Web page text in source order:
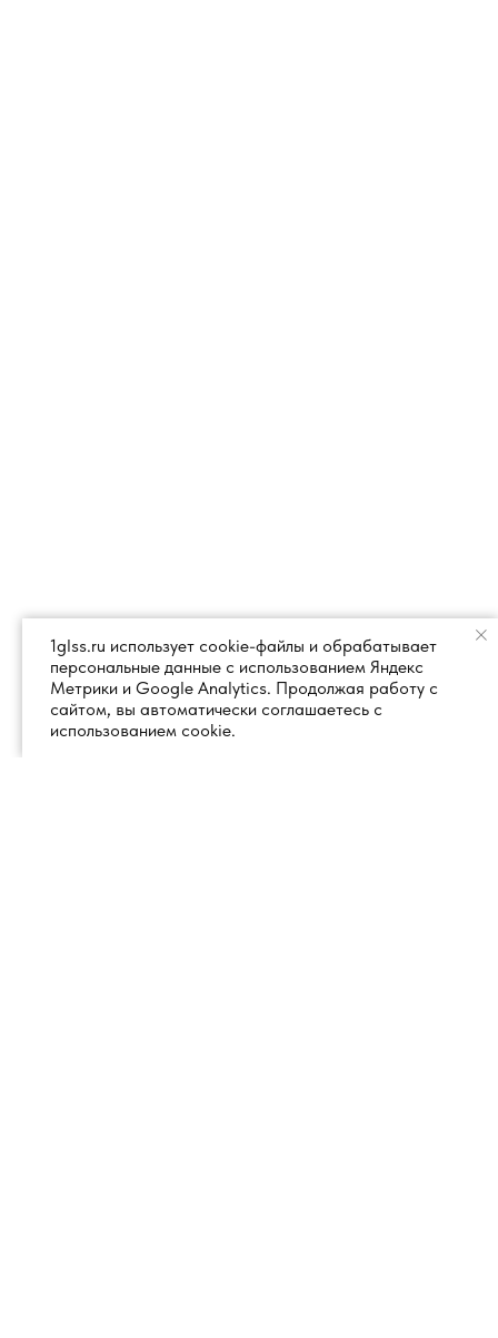
1glss.ru использует cookie-файлы и обрабатывает
персональные данные с использованием Яндекс
Метрики и Google Analytics. Продолжая работу с
сайтом, вы автоматически соглашаетесь с
использованием cookie.